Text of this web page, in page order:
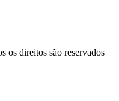
os direitos são reservados